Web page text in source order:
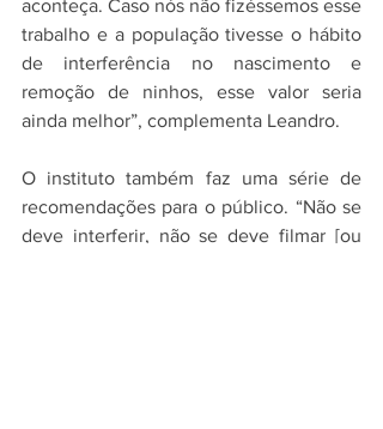
aconteça. Caso nós não fizéssemos esse
trabalho e a população tivesse o hábito
de interferência no nascimento e
remoção de ninhos, esse valor seria
ainda melhor”, complementa Leandro.
O instituto também faz uma série de
recomendações para o público. “Não se
deve interferir, não se deve filmar [ou